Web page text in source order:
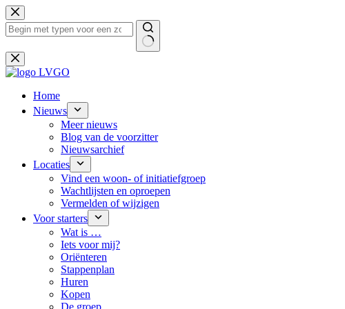
Ga
naar
de
Geen
resultaten
Home
Nieuws
Meer nieuws
Blog van de voorzitter
Nieuwsarchief
Locaties
Vind een woon- of initiatiefgroep
Wachtlijsten en oproepen
Vermelden of wijzigen
Voor starters
Wat is …
Iets voor mij?
Oriënteren
Stappenplan
Huren
Kopen
De groep